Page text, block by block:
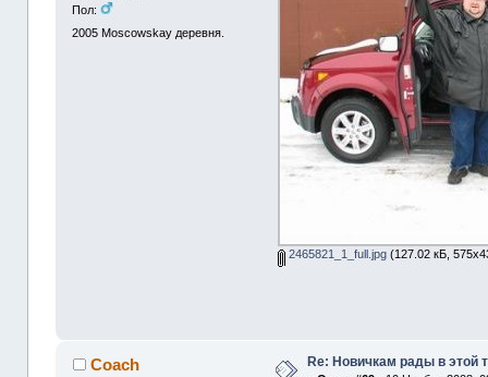
Пол:
2005 Moscowskay деревня.
2465821_1_full.jpg (127.02 кБ,
Coach Re: Новичкам рады в этой